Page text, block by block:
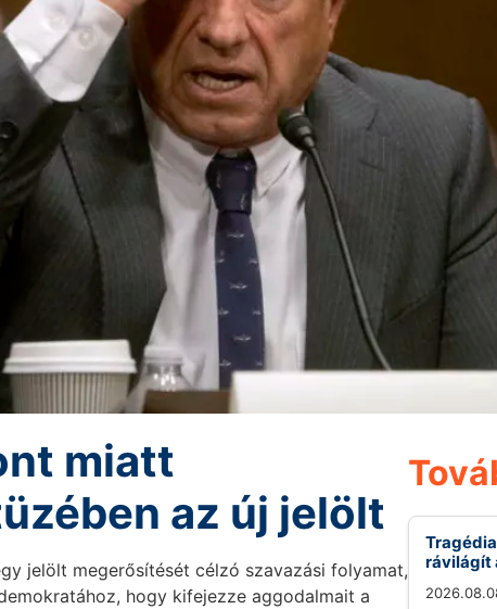
miatt
az új jelölt
jelölt megerősítését célzó szavazási folyamat,
hogy kifejezze aggodalmait a
rávilágít